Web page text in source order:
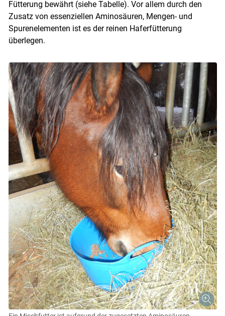
Skip to main content
Fütterung bewährt (siehe Tabelle). Vor allem durch den
Zusatz von essenziellen Aminosäuren, Mengen- und
Spurenelementen ist es der reinen Haferfütterung
überlegen.